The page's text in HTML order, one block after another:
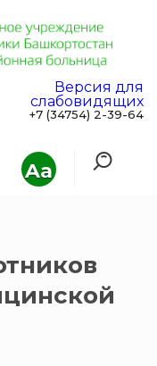
Aa
Версия для
слабовидящих
+7 (34754) 2-39-64